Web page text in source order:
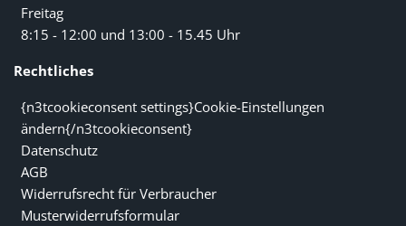
Freitag
8:15 - 12:00 und 13:00 - 15.45 Uhr
Rechtliches
{n3tcookieconsent settings}Cookie-Einstellungen
ändern{/n3tcookieconsent}
Datenschutz
AGB
Widerrufsrecht für Verbraucher
Musterwiderrufsformular